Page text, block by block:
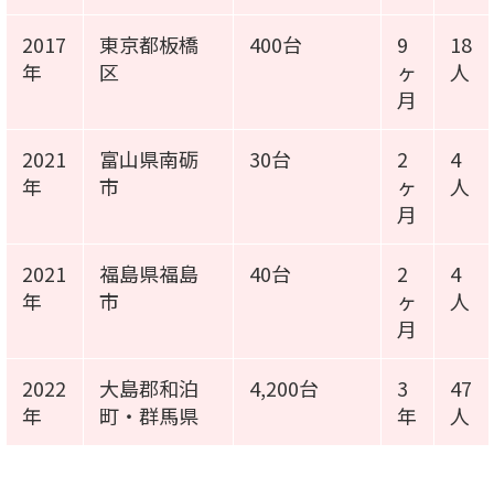
2017
年
東京都板橋
区
400台
9
ヶ
月
18
人
2021
年
富山県南砺
市
30台
2
ヶ
月
4
人
2021
年
福島県福島
市
40台
2
ヶ
月
4
人
2022
年
大島郡和泊
町・群馬県
4,200台
3
年
47
人